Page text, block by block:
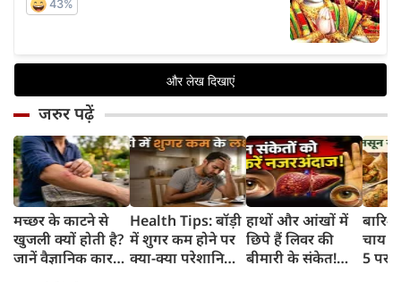
जरुर पढ़ें
मच्छर के काटने से
खुजली क्यों होती है?
जानें वैज्ञानिक कारण
Health Tips: बॉड़ी
में शुगर कम होने पर
क्या-क्या परेशानियां
हाथों और आंखों में
छिपे हैं लिवर की
बीमारी के संकेत!
चाय
5